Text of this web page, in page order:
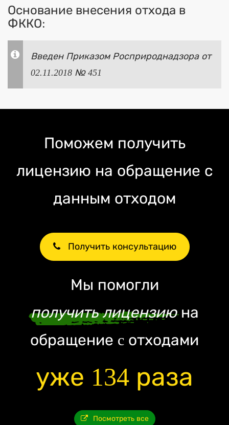
Основание внесения отхода в
ФККО:
Введен Приказом Росприроднадзора от
02.11.2018 № 451
Поможем получить
лицензию на обращение с
данным отходом
Получить консультацию
Мы помогли
получить лицензиюна
обращение c отходами
уже 134 раза
Посмотреть все